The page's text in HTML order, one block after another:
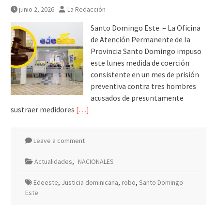
junio 2, 2026 La Redacción
Santo Domingo Este. – La Oficina
de Atención Permanente de la
Provincia Santo Domingo impuso
este lunes medida de coerción
consistente en un mes de prisión
preventiva contra tres hombres
acusados de presuntamente
sustraer medidores […]
Leave a comment
Actualidades, NACIONALES
Edeeste, Justicia dominicana, robo, Santo Domingo
Este